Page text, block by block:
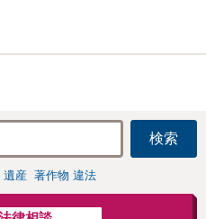
検索
遺産 著作物 違法